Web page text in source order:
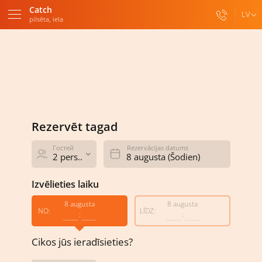
Catch
pilsēta, iela LV
Rezervēt tagad
Гостей
2 pers..
Rezervācijas datums
Izvēlieties laiku
NO:
8 augusta
:
LĪDZ:
8 augusta
:
Cikos jūs ieradīsieties?